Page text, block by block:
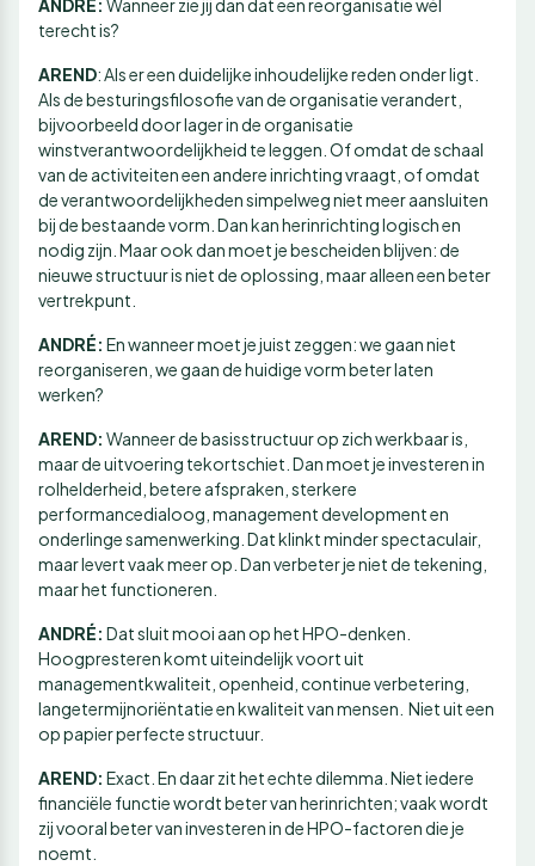
ANDRÉ: Wanneer zie jij dan dat een reorganisatie wél
terecht is?
AREND: Als er een duidelijke inhoudelijke reden onder ligt.
Als de besturingsfilosofie van de organisatie verandert,
bijvoorbeeld door lager in de organisatie
winstverantwoordelijkheid te leggen. Of omdat de schaal
van de activiteiten een andere inrichting vraagt, of omdat
de verantwoordelijkheden simpelweg niet meer aansluiten
bij de bestaande vorm. Dan kan herinrichting logisch en
nodig zijn. Maar ook dan moet je bescheiden blijven: de
nieuwe structuur is niet de oplossing, maar alleen een beter
vertrekpunt.
ANDRÉ: En wanneer moet je juist zeggen: we gaan niet
reorganiseren, we gaan de huidige vorm beter laten
werken?
AREND: Wanneer de basisstructuur op zich werkbaar is,
maar de uitvoering tekortschiet. Dan moet je investeren in
rolhelderheid, betere afspraken, sterkere
performancedialoog, management development en
onderlinge samenwerking. Dat klinkt minder spectaculair,
maar levert vaak meer op. Dan verbeter je niet de tekening,
maar het functioneren.
ANDRÉ: Dat sluit mooi aan op het HPO-denken.
Hoogpresteren komt uiteindelijk voort uit
managementkwaliteit, openheid, continue verbetering,
langetermijnoriëntatie en kwaliteit van mensen. Niet uit een
op papier perfecte structuur.
AREND: Exact. En daar zit het echte dilemma. Niet iedere
financiële functie wordt beter van herinrichten; vaak wordt
zij vooral beter van investeren in de HPO-factoren die je
noemt.